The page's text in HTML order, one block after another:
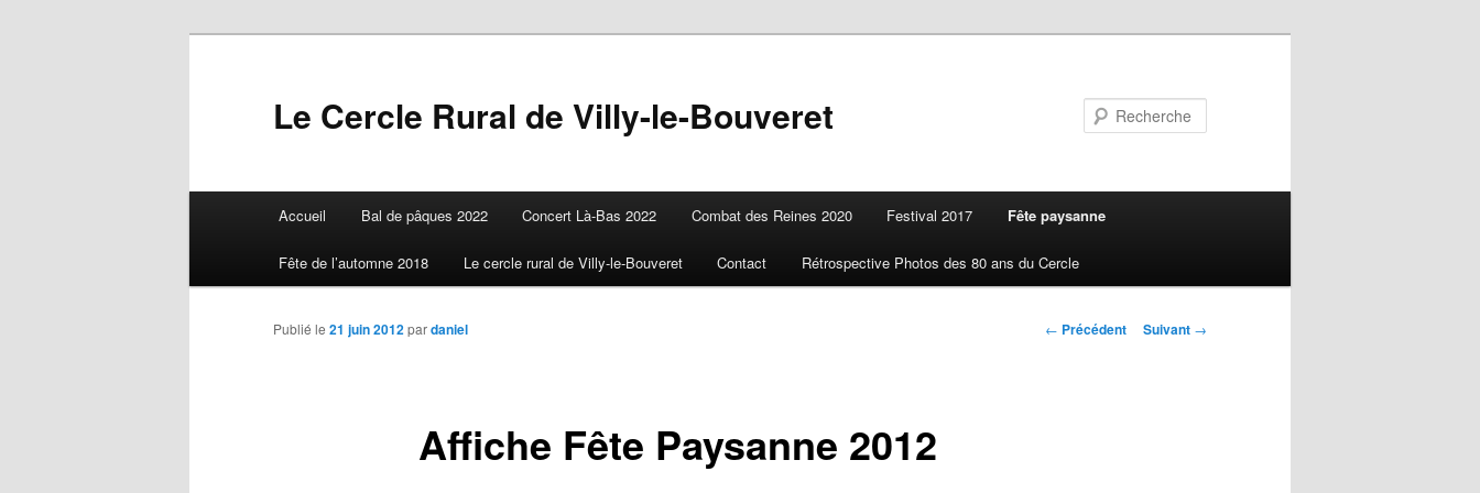
Le Cercle Rural de Villy-le-Bouveret
Accueil Bal de pâques 2022 Concert Là-Bas 2022 Combat des Reines 2020 Festival 2017 Fête paysanne
Fête de l’automne 2018 Le cercle rural de Villy-le-Bouveret Contact Rétrospective Photos des 80 ans du Cercle
Navigation
← Précédent Suivant →
Affiche Fête Paysanne 2012
Publié le 21 juin 2012pardaniel